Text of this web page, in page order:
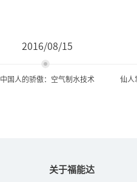
2016/08/15
中国人的骄傲：空气制水技术
仙人
关于福能达